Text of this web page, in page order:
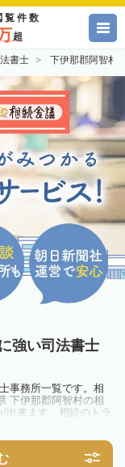
覧件数
超
書士 下伊那郡阿智
強い司法書士
事務所一覧です。相
下伊那郡阿智村の相
出来ます。相続のトラ
士に相談してみましょ